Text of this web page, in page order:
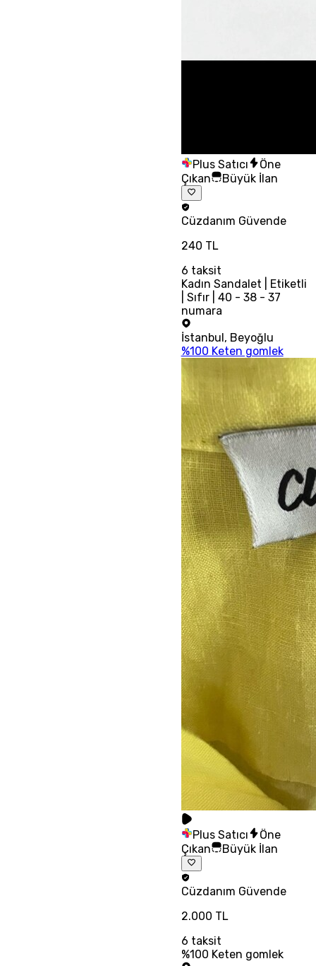
Plus Satıcı
Öne
Çıkan
Büyük İlan
Cüzdanım Güvende
240 TL
6 taksit
Kadın Sandalet | Etiketli
| Sıfır | 40 - 38 - 37
numara
İstanbul, Beyoğlu
%100 Keten gomlek
Plus Satıcı
Öne
Çıkan
Büyük İlan
Cüzdanım Güvende
2.000 TL
6 taksit
%100 Keten gomlek